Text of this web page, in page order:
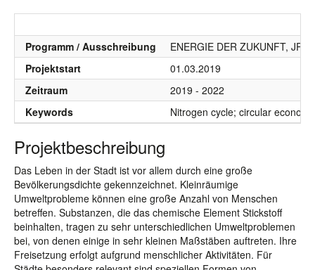
Programm / Ausschreibung
ENERGIE DER ZUKUNFT, JPI
Projektstart
01.03.2019
Zeitraum
2019 - 2022
Keywords
Nitrogen cycle; circular
Projektbeschreibung
Das Leben in der Stadt ist vor allem durch eine große
Bevölkerungsdichte gekennzeichnet. Kleinräumige
Umweltprobleme können eine große Anzahl von Menschen
betreffen. Substanzen, die das chemische Element Stickstoff
beinhalten, tragen zu sehr unterschiedlichen Umweltproblemen
bei, von denen einige in sehr kleinen Maßstäben auftreten. Ihre
Freisetzung erfolgt aufgrund menschlicher Aktivitäten. Für